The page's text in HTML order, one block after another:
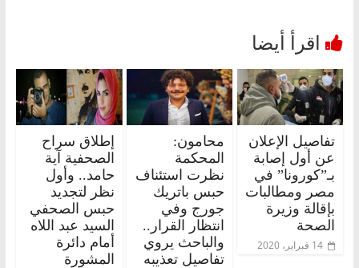
تفاصيل الإعلان
عن أول إصابة
بـ”كورونا” في
مصر ومطالبات
بإقالة وزيرة
الصحة
14 فبراير، 2020
محامون:
المحكمة
نظرت استئناف
حبس باتريك
جورج وفي
انتظار القرار..
والباحث يروي
تفاصيل تعذيبه
إطلاق سراح
الصحفية آية
حامد.. وأول
نظر لتجديد
حبس الصحفي
السيد عبد اللاه
أمام دائرة
المشورة